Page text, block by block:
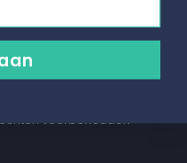
voorbehouden